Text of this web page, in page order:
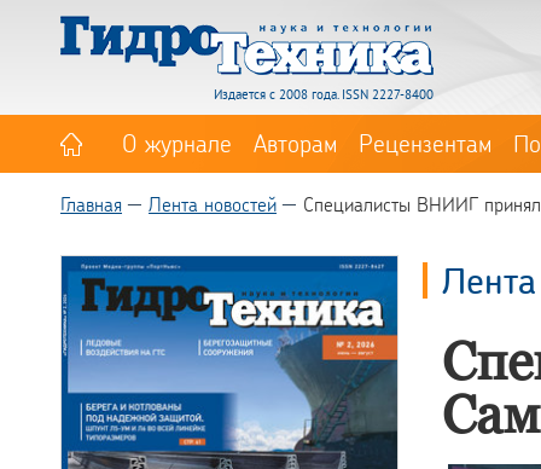
Издается с 2008 года. ISSN 2227-8400
О журнале Авторам Рецензентам
Главная Лента новостей Специалисты ВНИИГ